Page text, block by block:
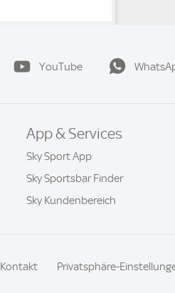
YouTube
App & Services
Sky Sport App
Sky Sportsbar Finder
Sky Kundenbereich
Kontakt Privatsphäre-